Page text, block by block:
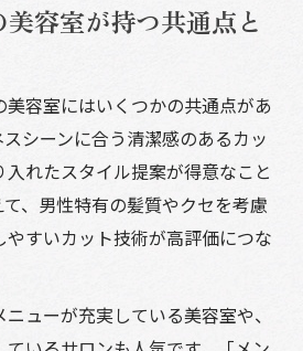
容室が持つ共通点と
容室にはいくつかの共通点があ
シーンに合う清潔感のあるカッ
入れたスタイル提案が得意なこと
、男性特有の髪質やクセを考慮
やすいカット技術が高評価につな
ューが充実している美容室や、